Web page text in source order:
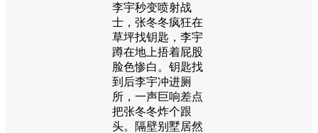
李宇秒变喷射战
士，张冬冬疯狂在
草坪找钥匙，李宇
蹲在地上捂着屁股
脸色惨白。钥匙找
到后李宇冲进厕
所，一声巨响差点
把张冬冬炸个跟
头。隔壁别墅居然